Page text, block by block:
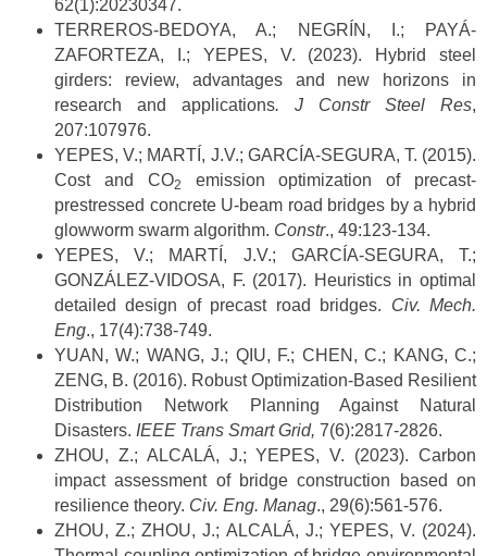
62(1):20230347.
TERREROS-BEDOYA, A.; NEGRÍN, I.; PAYÁ-
ZAFORTEZA, I.; YEPES, V. (2023). Hybrid steel
girders: review, advantages and new horizons in
research and applications. J Constr Steel Res,
207:107976.
YEPES, V.; MARTÍ, J.V.; GARCÍA-SEGURA, T. (2015).
Cost and CO2
emission optimization of precast-
prestressed concrete U-beam road bridges by a hybrid
glowworm swarm algorithm. Constr., 49:123-134.
YEPES, V.; MARTÍ, J.V.; GARCÍA-SEGURA, T.;
GONZÁLEZ-VIDOSA, F. (2017). Heuristics in optimal
detailed design of precast road bridges. Civ. Mech.
Eng., 17(4):738-749.
YUAN, W.; WANG, J.; QIU, F.; CHEN, C.; KANG, C.;
ZENG, B. (2016). Robust Optimization-Based Resilient
Distribution Network Planning Against Natural
Disasters. IEEE Trans Smart Grid, 7(6):2817-2826.
ZHOU, Z.; ALCALÁ, J.; YEPES, V. (2023). Carbon
impact assessment of bridge construction based on
resilience theory. Civ. Eng. Manag., 29(6):561-576.
ZHOU, Z.; ZHOU, J.; ALCALÁ, J.; YEPES, V. (2024).